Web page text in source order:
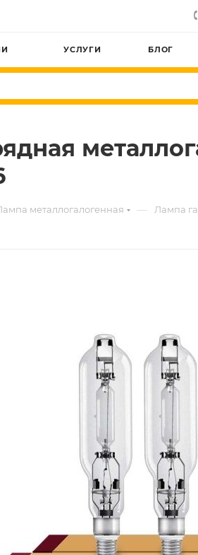
УСЛУГИ БЛОГ
металлогалогенная — Лампа